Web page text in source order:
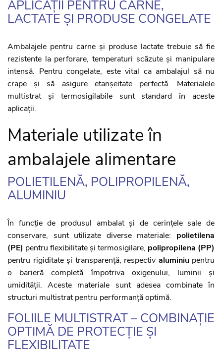
APLICAȚII PENTRU CARNE,
LACTATE ȘI PRODUSE CONGELATE
Ambalajele pentru carne și produse lactate trebuie să fie
rezistente la perforare, temperaturi scăzute și manipulare
intensă. Pentru congelate, este vital ca ambalajul să nu
crape și să asigure etanșeitate perfectă. Materialele
multistrat și termosigilabile sunt standard în aceste
aplicații.
Materiale utilizate în
ambalajele alimentare
POLIETILENĂ, POLIPROPILENĂ,
ALUMINIU
În funcție de produsul ambalat și de cerințele sale de
conservare, sunt utilizate diverse materiale: polietilena
(PE) pentru flexibilitate și termosigilare, polipropilena (PP)
pentru rigiditate și transparență, respectiv aluminiupentru
o barieră completă împotriva oxigenului, luminii și
umidității. Aceste materiale sunt adesea combinate în
structuri multistrat pentru performanță optimă.
FOLIILE MULTISTRAT – COMBINAȚIE
OPTIMĂ DE PROTECȚIE ȘI
FLEXIBILITATE